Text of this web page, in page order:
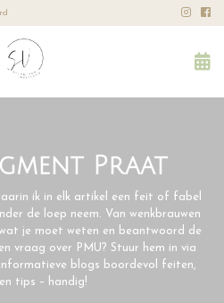
Praat
ik in elk artikel een feit of fabel
de loep neem. Van wenkbrauwen
je moet weten en beantwoord de
vraag over PMU? Stuur hem in via
blogs boordevol feiten,
tips – handig!